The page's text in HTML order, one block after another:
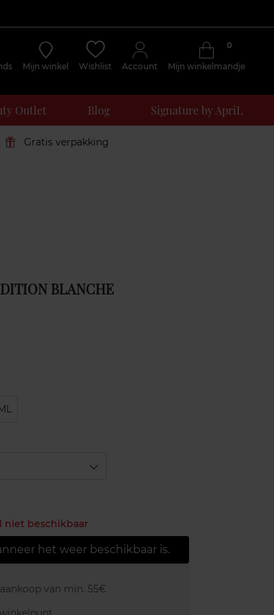
Mijn winkel Wishlist Account Mijn winkelmandje
0
Outlet Blog Signature by ApriL
Gratis verpakking
BLANCHE
niet beschikbaar
het weer beschikbaar is.
van min. 55€